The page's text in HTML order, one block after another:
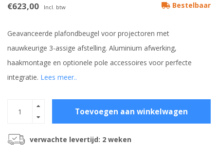
€623,00 Incl. btw Bestelbaar
Geavanceerde plafondbeugel voor projectoren met
nauwkeurige 3-assige afstelling. Aluminium afwerking,
haakmontage en optionele pole accessoires voor perfecte
integratie. Lees meer..
Toevoegen aan winkelwagen
verwachte levertijd: 2 weken